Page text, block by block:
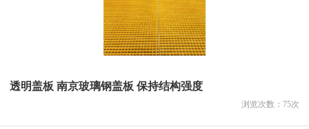
透明盖板 南京玻璃钢盖板 保持结构强度
浏览次数： 75次